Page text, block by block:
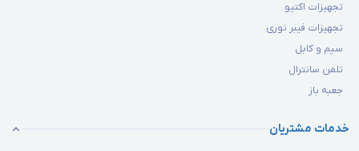
تجهیزات اکتیو
تجهیزات فیبر نوری
سیم و کابل
تلفن سانترال
جعبه باز
خدمات مشتریان